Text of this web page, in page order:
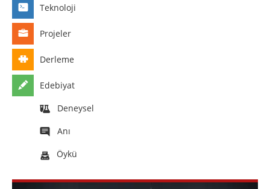
Teknoloji
Projeler
Derleme
Edebiyat
Deneysel
Anı
Öykü